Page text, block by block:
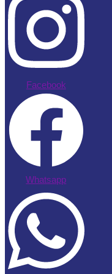
Facebook
Whatsapp